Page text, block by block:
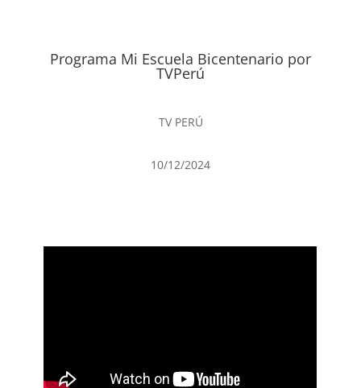
Programa Mi Escuela Bicentenario por
TVPerú
TV PERÚ
10/12/2024